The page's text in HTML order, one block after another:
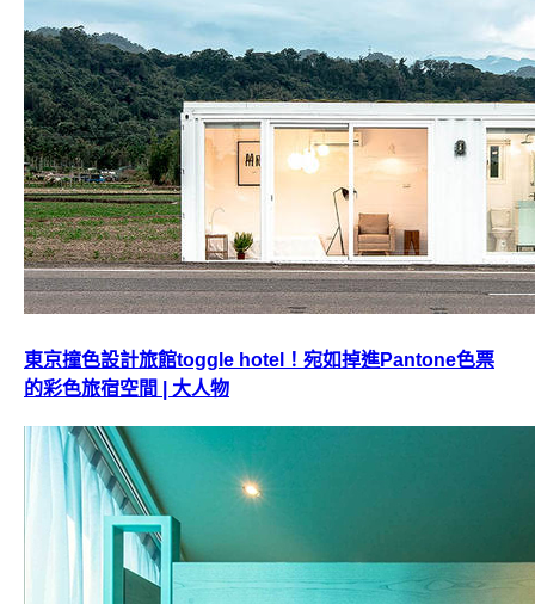
東京撞色設計旅館toggle hotel！宛如掉進Pantone色票
的彩色旅宿空間 | 大人物